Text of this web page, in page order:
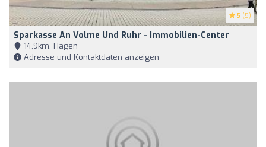
5 (5)
Sparkasse An Volme Und Ruhr - Immobilien-Center
14,9km, Hagen
Adresse und Kontaktdaten anzeigen